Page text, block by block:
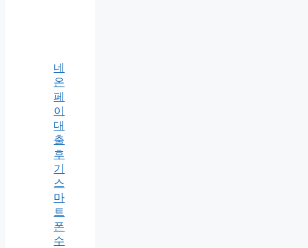
네
온
페
이
대
출
후
기
스
마
트
폰
수